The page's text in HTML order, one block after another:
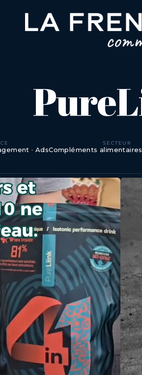
· Ads
SECTEUR
Compléments